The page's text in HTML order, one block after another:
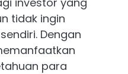
tidak ingin
Dengan
para